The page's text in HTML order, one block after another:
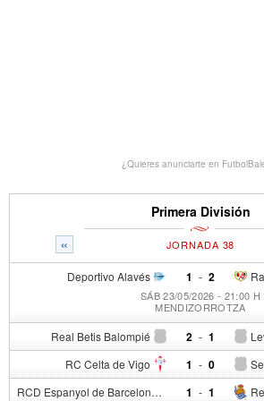
¿Quieres anunciarte en
Primera División
« JORNADA 38
Deportivo Alavés 1 - 2
SÁB 23/05/2026 - 21:00 H
MENDIZORROTZA
Real Betis Balompié 2 - 1
RC Celta de Vigo 1 - 0
RCD Espanyol de Barcelona 1 - 1